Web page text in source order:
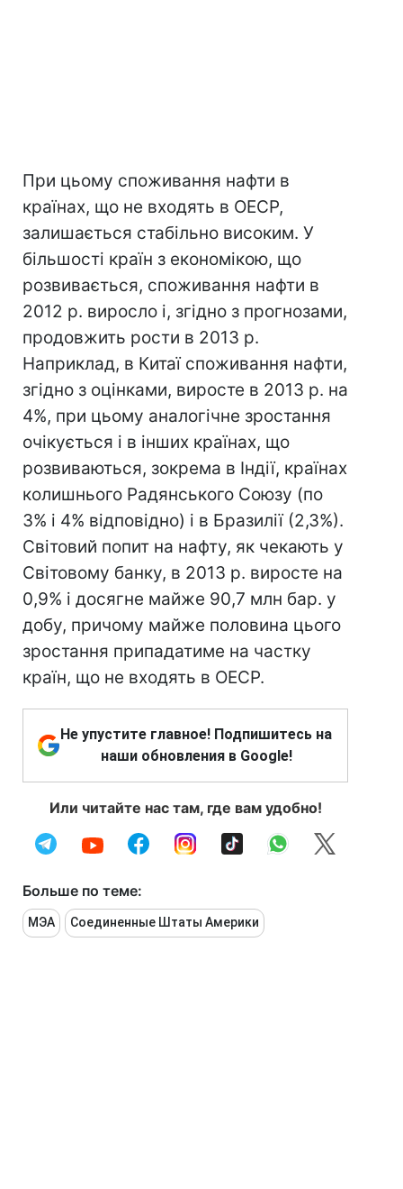
При цьому споживання нафти в
країнах, що не входять в ОЕСР,
залишається стабільно високим. У
більшості країн з економікою, що
розвивається, споживання нафти в
2012 р. виросло і, згідно з прогнозами,
продовжить рости в 2013 р.
Наприклад, в Китаї споживання нафти,
згідно з оцінками, виросте в 2013 р. на
4%, при цьому аналогічне зростання
очікується і в інших країнах, що
розвиваються, зокрема в Індії, країнах
колишнього Радянського Союзу (по
3% і 4% відповідно) і в Бразилії (2,3%).
Світовий попит на нафту, як чекають у
Світовому банку, в 2013 р. виросте на
0,9% і досягне майже 90,7 млн бар. у
добу, причому майже половина цього
зростання припадатиме на частку
країн, що не входять в ОЕСР.
Не упустите главное! Подпишитесь на
наши обновления в Google!
Или читайте нас там, где вам удобно!
Больше по теме:
МЭА Соединенные Штаты Америки